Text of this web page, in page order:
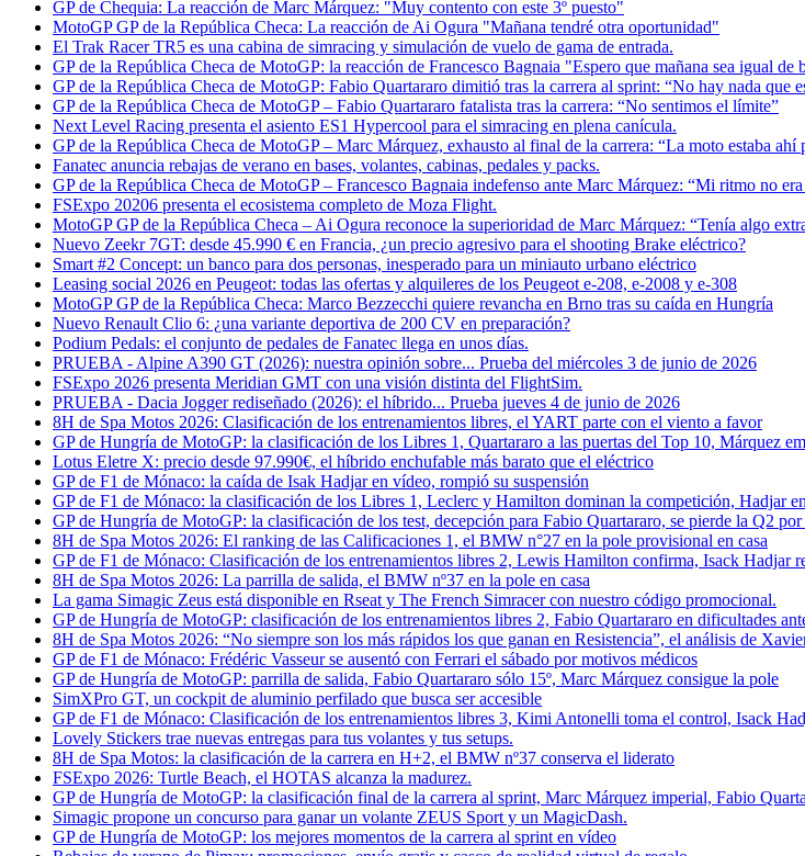
GP de Chequia: La reacción de Marc Márquez: "Muy contento con este 3º puesto"
MotoGP GP de la República Checa: La reacción de Ai Ogura "Mañana tendré otra oportunidad"
El Trak Racer TR5 es una cabina de simracing y simulación de vuelo de gama de entrada.
GP de la República Checa de MotoGP: la reacción de Francesco Bagnaia "Espero que mañana sea igual de
GP de la República Checa de MotoGP: Fabio Quartararo dimitió tras la carrera al sprint: “No hay nada que
GP de la República Checa de MotoGP – Fabio Quartararo fatalista tras la carrera: “No sentimos el límite”
Next Level Racing presenta el asiento ES1 Hypercool para el simracing en plena canícula.
GP de la República Checa de MotoGP – Marc Márquez, exhausto al final de la carrera: “La moto estaba ahí
Fanatec anuncia rebajas de verano en bases, volantes, cabinas, pedales y packs.
GP de la República Checa de MotoGP – Francesco Bagnaia indefenso ante Marc Márquez: “Mi ritmo no
FSExpo 20206 presenta el ecosistema completo de Moza Flight.
MotoGP GP de la República Checa – Ai Ogura reconoce la superioridad de Marc Márquez: “Tenía algo
Nuevo Zeekr 7GT: desde 45.990 € en Francia, ¿un precio agresivo para el shooting Brake eléctrico?
Smart #2 Concept: un banco para dos personas, inesperado para un miniauto urbano eléctrico
Leasing social 2026 en Peugeot: todas las ofertas y alquileres de los Peugeot e-208, e-2008 y e-308
MotoGP GP de la República Checa: Marco Bezzecchi quiere revancha en Brno tras su caída en Hungría
Nuevo Renault Clio 6: ¿una variante deportiva de 200 CV en preparación?
Podium Pedals: el conjunto de pedales de Fanatec llega en unos días.
PRUEBA - Alpine A390 GT (2026): nuestra opinión sobre... Prueba del miércoles 3 de junio de 2026
FSExpo 2026 presenta Meridian GMT con una visión distinta del FlightSim.
PRUEBA - Dacia Jogger rediseñado (2026): el híbrido... Prueba jueves 4 de junio de 2026
8H de Spa Motos 2026: Clasificación de los entrenamientos libres, el YART parte con el viento a favor
GP de Hungría de MotoGP: la clasificación de los Libres 1, Quartararo a las puertas del Top 10, Márquez
Lotus Eletre X: precio desde 97.990€, el híbrido enchufable más barato que el eléctrico
GP de F1 de Mónaco: la caída de Isak Hadjar en vídeo, rompió su suspensión
GP de F1 de Mónaco: la clasificación de los Libres 1, Leclerc y Hamilton dominan la competición, Hadjar
GP de Hungría de MotoGP: la clasificación de los test, decepción para Fabio Quartararo, se pierde la Q2
8H de Spa Motos 2026: El ranking de las Calificaciones 1, el BMW n°27 en la pole provisional en casa
GP de F1 de Mónaco: Clasificación de los entrenamientos libres 2, Lewis Hamilton confirma, Isack Hadjar
8H de Spa Motos 2026: La parrilla de salida, el BMW nº37 en la pole en casa
La gama Simagic Zeus está disponible en Rseat y The French Simracer con nuestro código promocional.
GP de Hungría de MotoGP: clasificación de los entrenamientos libres 2, Fabio Quartararo en dificultades
8H de Spa Motos 2026: “No siempre son los más rápidos los que ganan en Resistencia”, el análisis de
GP de F1 de Mónaco: Frédéric Vasseur se ausentó con Ferrari el sábado por motivos médicos
GP de Hungría de MotoGP: parrilla de salida, Fabio Quartararo sólo 15º, Marc Márquez consigue la pole
SimXPro GT, un cockpit de aluminio perfilado que busca ser accesible
GP de F1 de Mónaco: Clasificación de los entrenamientos libres 3, Kimi Antonelli toma el control, Isack
Lovely Stickers trae nuevas entregas para tus volantes y tus setups.
8H de Spa Motos: la clasificación de la carrera en H+2, el BMW nº37 conserva el liderato
FSExpo 2026: Turtle Beach, el HOTAS alcanza la madurez.
GP de Hungría de MotoGP: la clasificación final de la carrera al sprint, Marc Márquez imperial, Fabio
Simagic propone un concurso para ganar un volante ZEUS Sport y un MagicDash.
GP de Hungría de MotoGP: los mejores momentos de la carrera al sprint en vídeo